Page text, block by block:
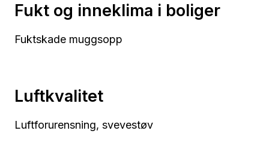
Fukt og inneklima i boliger
Fuktskade muggsopp
Luftkvalitet
Luftforurensning, svevestøv